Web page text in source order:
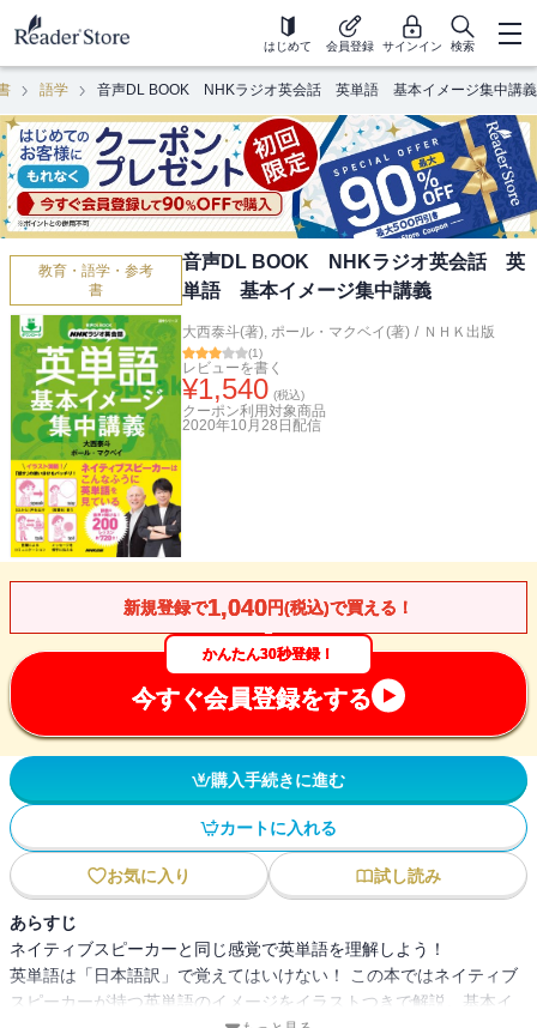
はじめて 会員登録 サインイン 検索
語学 音声DL BOOK NHKラジオ英会話 英単語 基本イメージ集中講義
教育・語学・参考
書
音声DL BOOK NHKラジオ英会話 英
単語 基本イメージ集中講義
大西泰斗(著), ポール・マクベイ(著) / ＮＨＫ出版
(1)
レビューを書く
¥1,540 (税込)
クーポン利用対象商品
2020年10月28日 配信
新規登録で1,040円(税込)で買える！
かんたん30秒登録！
今すぐ会員登録をする
購入手続きに進む
カートに入れる
お気に入り 試し読み
あらすじ
ネイティブスピーカーと同じ感覚で英単語を理解しよう！
英単語は「日本語訳」で覚えてはいけない！ この本ではネイティブ
スピーカーが持つ英単語のイメージをイラストつきで解説。基本イ